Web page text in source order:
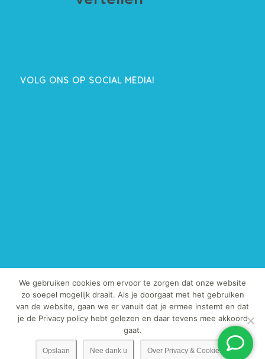
VOLG ONS OP SOCIAL MEDIA!
© Copyright 2013-2019 - TegelExpert.nl | Het kopiëren van onze foto's
en / of teksten is strafbaar.
We gebruiken cookies om ervoor te zorgen dat onze website
zo soepel mogelijk draait. Als je doorgaat met het gebruiken
van de website, gaan we er vanuit dat je ermee instemt en dat
je de Privacy policy hebt gelezen en daar tevens mee akkoord
gaat.
Opslaan Nee dank u Over Privacy & Cookies